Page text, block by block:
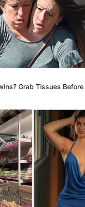
Grab Tissues